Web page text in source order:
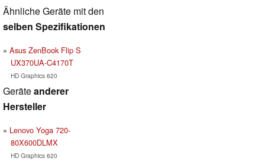
Ähnliche Geräte mit den
selben Spezifikationen
Asus ZenBook Flip S
UX370UA-C4170T
HD Graphics 620
Geräteanderer
Hersteller
Lenovo Yoga 720-
80X600DLMX
HD Graphics 620